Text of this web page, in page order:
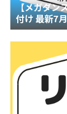
【メガダン
付け 最新7